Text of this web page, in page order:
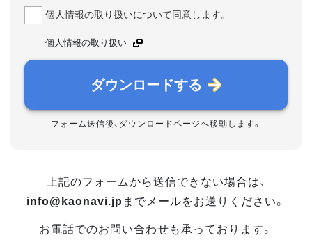
個人情報の取り扱いについて同意します。
個人情報の取り扱い
ダウンロードする
フォーム送信後、ダウンロードページへ移動します。
上記のフォームから送信できない場合は、
info@kaonavi.jp までメールをお送りください。
お電話でのお問い合わせも承っております。